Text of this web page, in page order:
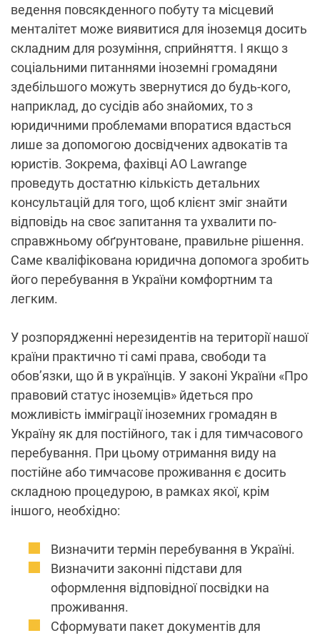
ведення повсякденного побуту та місцевий
менталітет може виявитися для іноземця досить
складним для розуміння, сприйняття. І якщо з
соціальними питаннями іноземні громадяни
здебільшого можуть звернутися до будь-кого,
наприклад, до сусідів або знайомих, то з
юридичними проблемами впоратися вдасться
лише за допомогою досвідчених адвокатів та
юристів. Зокрема, фахівці АО Lawrange
проведуть достатню кількість детальних
консультацій для того, щоб клієнт зміг знайти
відповідь на своє запитання та ухвалити по-
справжньому обґрунтоване, правильне рішення.
Саме кваліфікована юридична допомога зробить
його перебування в України комфортним та
легким.
У розпорядженні нерезидентів на території нашої
країни практично ті самі права, свободи та
обов’язки, що й в українців. У законі України «Про
правовий статус іноземців» йдеться про
можливість імміграції іноземних громадян в
Україну як для постійного, так і для тимчасового
перебування. При цьому отримання виду на
постійне або тимчасове проживання є досить
складною процедурою, в рамках якої, крім
іншого, необхідно:
Визначити термін перебування в Україні.
Визначити законні підстави для
оформлення відповідної посвідки на
проживання.
Сформувати пакет документів для